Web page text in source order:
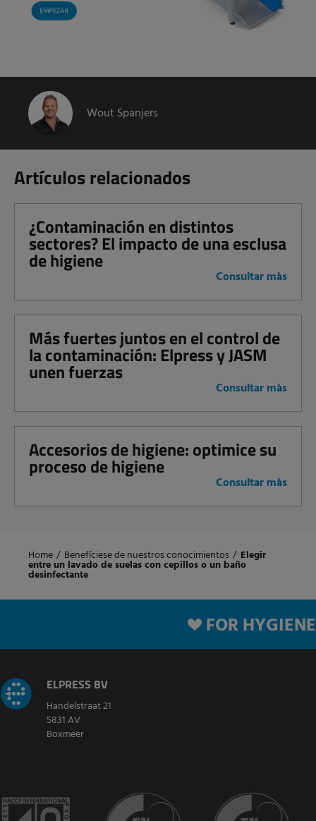
Wout Spanjers
Artículos relacionados
¿Contaminación en distintos
sectores? El impacto de una esclusa
de higiene
Consultar màs
Más fuertes juntos en el control de
la contaminación: Elpress y JASM
unen fuerzas
Consultar màs
Accesorios de higiene: optimice su
proceso de higiene
Consultar màs
Home / Benefíciese de nuestros conocimientos / Elegir
entre un lavado de suelas con cepillos o un baño
desinfectante
FOR HYGIENE
ELPRESS BV
Handelstraat 21
5831 AV
Boxmeer